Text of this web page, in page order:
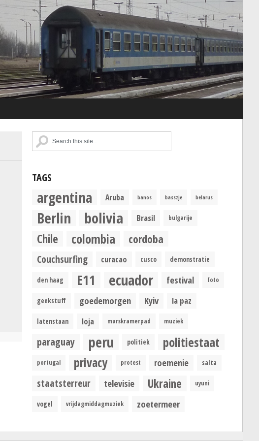
TAGS
argentina Aruba banos basszje belarus
Berlin bolivia Brasil bulgarije
Chile colombia cordoba
Couchsurfing curacao cusco demonstratie
den haag E11 ecuador festival foto
geekstuff goedemorgen Kyiv la paz
latenstaan loja marskramerpad muziek
paraguay peru politiek politiestaat
portugal privacy protest roemenie salta
staatsterreur televisie Ukraine uyuni
vogel vrijdagmiddagmuziek zoetermeer